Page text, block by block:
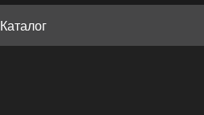
Каталог